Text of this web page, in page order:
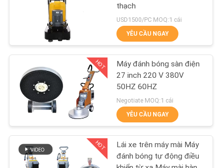
VỀ
CHÚNG
TÔI
QUAN
NHÀ
Máy mài sàn bê
tông
271
88
thạch
USD1500/PC MOQ:1 cái
YÊU CẦU NGAY
HOT
Máy đánh bóng sàn điện
27 inch 220 V 380V
50HZ 60HZ
Negotiate MOQ:1 cái
YÊU CẦU NGAY
HOT
Lái xe trên máy mài Máy
đánh bóng tự động điều